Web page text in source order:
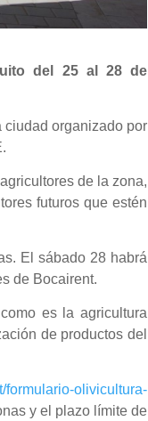
del 25 al 28 de
ciudad organizado por
de la zona,
futuros que estén
El sábado 28 habrá
de Bocairent.
es la agricultura
de productos del
formulario-olivicultura-
y el plazo límite de